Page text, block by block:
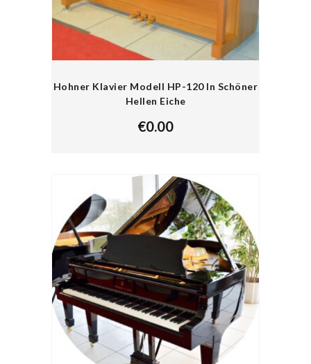
Hohner Klavier Modell HP-120 In Schöner
Hellen Eiche
€0.00